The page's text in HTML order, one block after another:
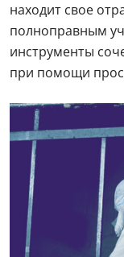
находит свое
полноправным
инструменты
при помощи